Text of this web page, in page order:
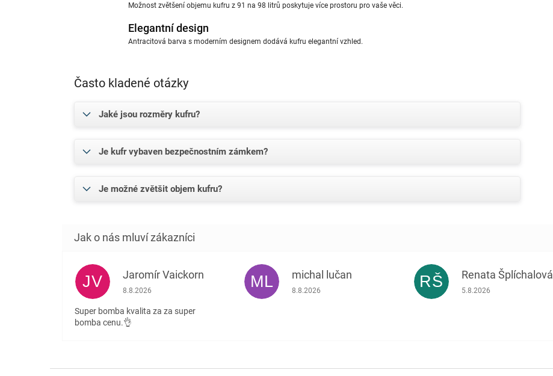
Možnost zvětšení objemu kufru z 91 na 98 litrů poskytuje více prostoru pro vaše věci.
Elegantní design
Antracitová barva s moderním designem dodává kufru elegantní vzhled.
Často kladené otázky
Jaké jsou rozměry kufru?
Je kufr vybaven bezpečnostním zámkem?
Je možné zvětšit objem kufru?
JV Jaromír Vaickorn
Hodnocení obchodu je 5 z 5 hvězdiček.
8.8.2026
Super bomba kvalita za za super
bomba cenu.👌
ML michal lučan
Hodnocení obchodu je 5 z 5 hvězdiček.
8.8.2026 RŠ Renata Šplíchalová
Hodnocení obchodu je 5
5.8.2026